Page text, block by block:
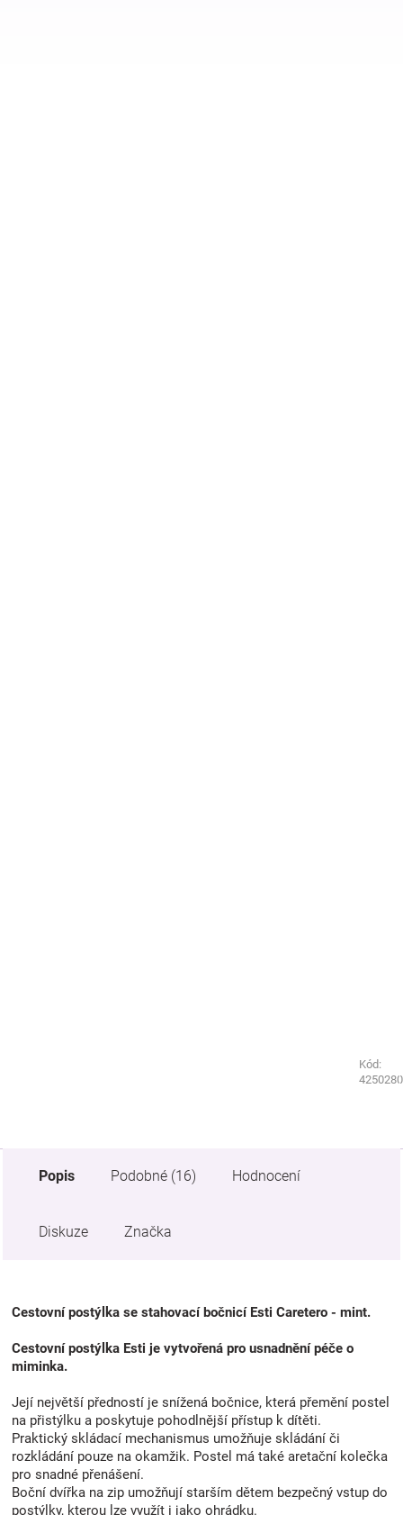
Kód:
Kód:
Popis Podobné (16) Hodnocení
Diskuze Značka
Cestovní postýlka se stahovací bočnicí Esti Caretero - mint.
Cestovní postýlka Esti je vytvořená pro usnadnění péče o
miminka.
Její největší předností je snížená bočnice, která přemění postel
na přistýlku a poskytuje pohodlnější přístup k dítěti.
Praktický skládací mechanismus umožňuje skládání či
rozkládání pouze na okamžik. Postel má také aretační kolečka
pro snadné přenášení.
Boční dvířka na zip umožňují starším dětem bezpečný vstup do
postýlky, kterou lze využít i jako ohrádku.